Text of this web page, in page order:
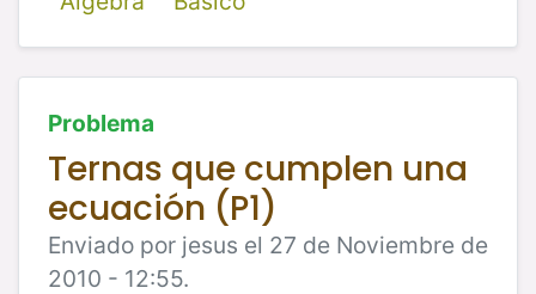
Problema
Ternas que cumplen una
ecuación (P1)
Enviado por jesus el 27 de Noviembre de
2010 - 12:55.